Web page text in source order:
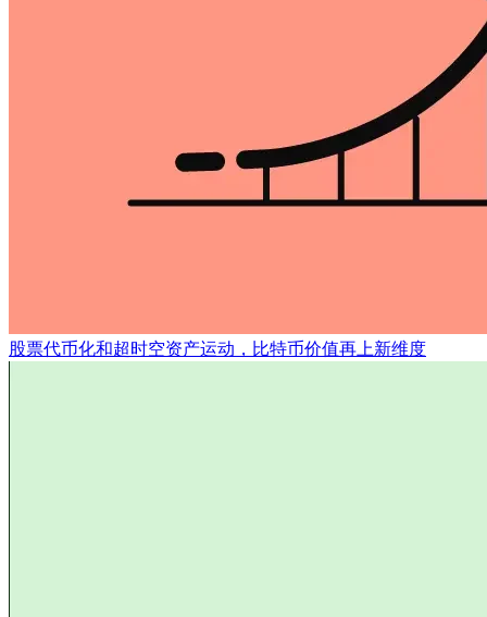
股票代币化和超时空资产运动，比特币价值再上新维度